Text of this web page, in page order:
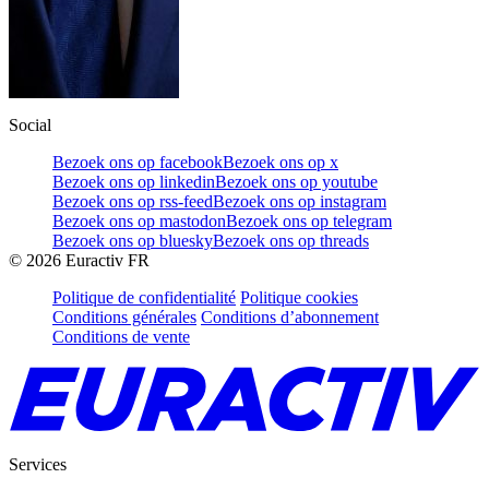
Social
Bezoek ons op facebookBezoek ons op x
Bezoek ons op linkedinBezoek ons op youtube
Bezoek ons op rss-feedBezoek ons op instagram
Bezoek ons op mastodonBezoek ons op telegram
Bezoek ons op blueskyBezoek ons op threads
© 2026 Euractiv FR
Politique de confidentialité Politique cookies
Conditions générales Conditions d’abonnement
Conditions de vente
Services